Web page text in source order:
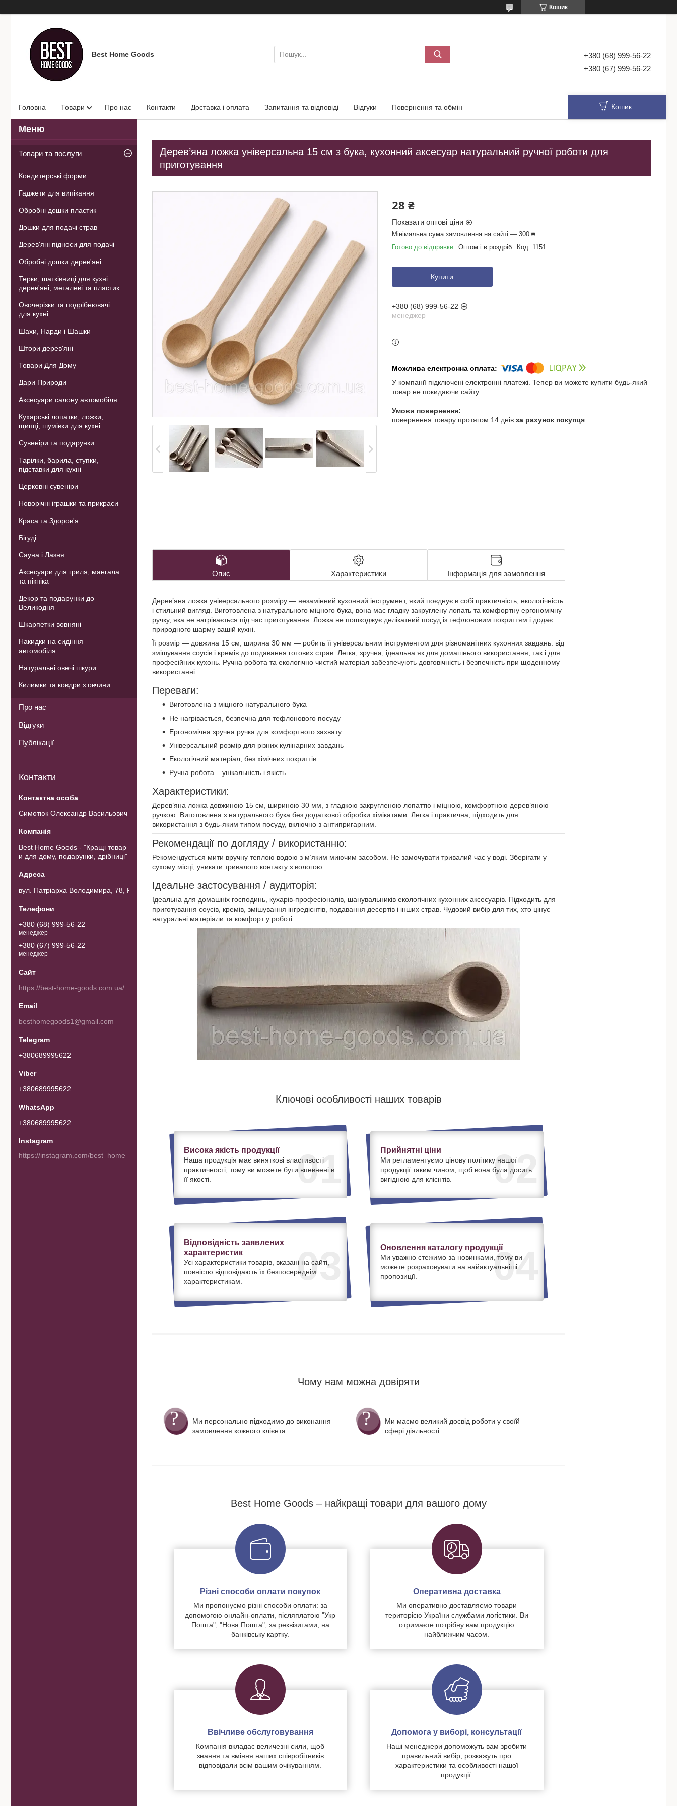
Кошик
Best Home Goods
+380 (68) 999-56-22
+380 (67) 999-56-22
Головна Товари Про нас Контакти Доставка і оплата Запитання та відповіді Відгуки Повернення та обмін Кошик
Дерев’яна ложка універсальна 15 см з бука, кухонний аксесуар натуральний ручної роботи для
приготування
28 ₴
Показати оптові ціни
Мінімальна сума замовлення на сайті — 300 ₴
Готово до відправки
Оптом і в роздріб Код: 1151
Купити
+380 (68) 999-56-22
менеджер
У компанії підключені електронні платежі. Тепер ви можете купити будь-який
товар не покидаючи сайту.
повернення товару протягом 14 днів за рахунок покупця
Опис Характеристики Інформація для замовлення
Дерев’яна ложка універсального розміру — незамінний кухонний інструмент, який поєднує в собі практичність, екологічність
і стильний вигляд. Виготовлена з натурального міцного бука, вона має гладку закруглену лопать та комфортну ергономічну
ручку, яка не нагрівається під час приготування. Ложка не пошкоджує делікатний посуд із тефлоновим покриттям і додає
природного шарму вашій кухні.
Її розмір — довжина 15 см, ширина 30 мм — робить її універсальним інструментом для різноманітних кухонних завдань: від
змішування соусів і кремів до подавання готових страв. Легка, зручна, ідеальна як для домашнього використання, так і для
професійних кухонь. Ручна робота та екологічно чистий матеріал забезпечують довговічність і безпечність при щоденному
використанні.
Переваги:
Виготовлена з міцного натурального бука
Не нагрівається, безпечна для тефлонового посуду
Ергономічна зручна ручка для комфортного захвату
Універсальний розмір для різних кулінарних завдань
Екологічний матеріал, без хімічних покриттів
Ручна робота – унікальність і якість
Характеристики:
Дерев’яна ложка довжиною 15 см, шириною 30 мм, з гладкою закругленою лопаттю і міцною, комфортною дерев’яною
ручкою. Виготовлена з натурального бука без додаткової обробки хімікатами. Легка і практична, підходить для
використання з будь-яким типом посуду, включно з антипригарним.
Рекомендації по догляду / використанню:
Рекомендується мити вручну теплою водою з м’яким миючим засобом. Не замочувати тривалий час у воді. Зберігати у
сухому місці, уникати тривалого контакту з вологою.
Ідеальне застосування / аудиторія:
Ідеальна для домашніх господинь, кухарів-професіоналів, шанувальників екологічних кухонних аксесуарів. Підходить для
приготування соусів, кремів, змішування інгредієнтів, подавання десертів і інших страв. Чудовий вибір для тих, хто цінує
натуральні матеріали та комфорт у роботі.
Ключові особливості наших товарів
01
Висока якість продукції
Наша продукція має виняткові властивості
практичності, тому ви можете бути впевнені в
її якості.
02
Прийнятні ціни
Ми регламентуємо цінову політику нашої
продукції таким чином, щоб вона була досить
вигідною для клієнтів.
03
Відповідність заявлених
характеристик
Усі характеристики товарів, вказані на сайті,
повністю відповідають їх безпосереднім
характеристикам.
04
Оновлення каталогу продукції
Ми уважно стежимо за новинками, тому ви
можете розраховувати на найактуальніші
пропозиції.
Чому нам можна довіряти
Ми персонально підходимо до виконання
замовлення кожного клієнта.
Ми маємо великий досвід роботи у своїй
сфері діяльності.
Best Home Goods – найкращі товари для вашого дому
Різні способи оплати покупок
Ми пропонуємо різні способи оплати: за
допомогою онлайн-оплати, післяплатою "Укр
Пошта", "Нова Пошта", за реквізитами, на
банківську картку.
Оперативна доставка
Ми оперативно доставляємо товари
територією України службами логістики. Ви
отримаєте потрібну вам продукцію
найближчим часом.
Ввічливе обслуговування
Компанія вкладає величезні сили, щоб
знання та вміння наших співробітників
відповідали всім вашим очікуванням.
Допомога у виборі, консультації
Наші менеджери допоможуть вам зробити
правильний вибір, розкажуть про
характеристики та особливості нашої
продукції.
Товари та послуги
Кондитерські форми
Гаджети для випікання
Обробні дошки пластик
Дошки для подачі страв
Дерев'яні підноси для подачі
Обробні дошки дерев'яні
Терки, шатківниці для кухні
дерев'яні, металеві та пластик
Овочерізки та подрібнювачі
для кухні
Шахи, Нарди і Шашки
Штори дерев'яні
Товари Для Дому
Дари Природи
Аксесуари салону автомобіля
Кухарські лопатки, ложки,
щипці, шумівки для кухні
Сувеніри та подарунки
Тарілки, барила, ступки,
підставки для кухні
Церковні сувеніри
Новорічні іграшки та прикраси
Краса та Здоров'я
Бігуді
Сауна і Лазня
Аксесуари для гриля, мангала
та пікніка
Декор та подарунки до
Великодня
Шкарпетки вовняні
Накидки на сидіння
автомобіля
Натуральні овечі шкури
Килимки та ковдри з овчини
Про нас
Відгуки
Публікації
Контакти
Симотюк Олександр Васильович
Best Home Goods - "Кращі товар
и для дому, подарунки, дрібниці"
вул. Патріарха Володимира, 78, Рожнов, Україна
+380 (68) 999-56-22
менеджер
+380 (67) 999-56-22
менеджер
https://best-home-goods.com.ua/
besthomegoods1@gmail.com
+380689995622
+380689995622
+380689995622
Instagram
https://instagram.com/best_home_goods